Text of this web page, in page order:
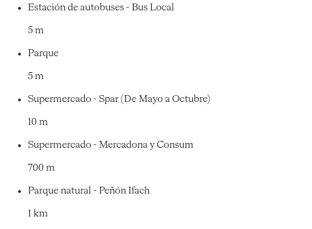
Estación de autobuses - Bus Local
5 m
Parque
5 m
Supermercado - Spar (De Mayo a Octubre)
10 m
Supermercado - Mercadona y Consum
700 m
Parque natural - Peñón Ifach
1 km